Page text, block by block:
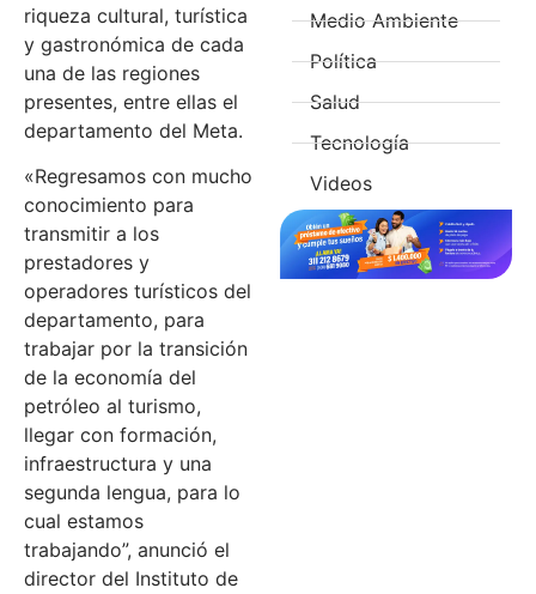
riqueza cultural, turística
y gastronómica de cada
una de las regiones
presentes, entre ellas el
departamento del Meta.
«Regresamos con mucho
conocimiento para
transmitir a los
prestadores y
operadores turísticos del
departamento, para
trabajar por la transición
de la economía del
petróleo al turismo,
llegar con formación,
infraestructura y una
segunda lengua, para lo
cual estamos
trabajando”, anunció el
director del Instituto de
Medio Ambiente
Política
Salud
Tecnología
Videos